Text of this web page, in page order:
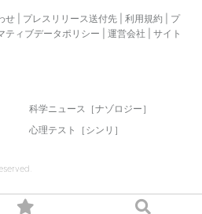
せ プレスリリース送付先 利用規約
プ
ティブデータポリシー 運営会社
サイト
科学ニュース［ナゾロジー］
心理テスト［シンリ］